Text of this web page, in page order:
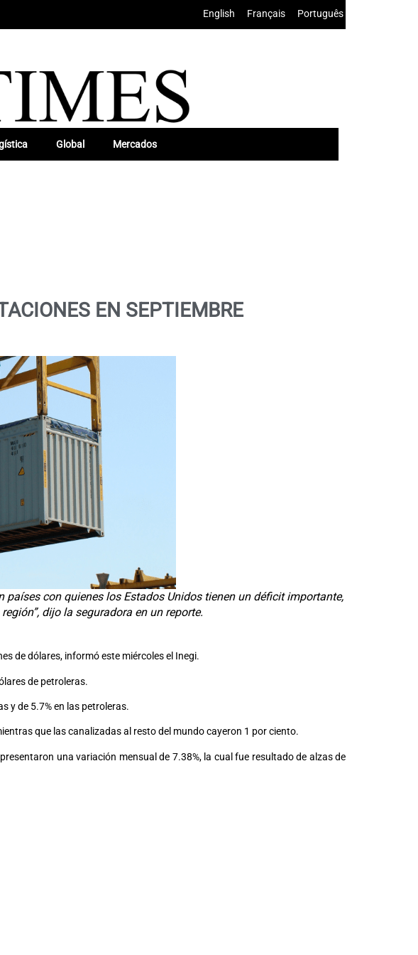
English Français Português
Global Mercados
EN SEPTIEMBRE
con quienes los Estados Unidos tienen un déficit importante,
dijo la seguradora en un reporte.
de dólares, informó este miércoles el Inegi.
de petroleras.
y de 5.7% en las petroleras.
que las canalizadas al resto del mundo cayeron 1 por ciento.
una variación mensual de 7.38%, la cual fue resultado de alzas de